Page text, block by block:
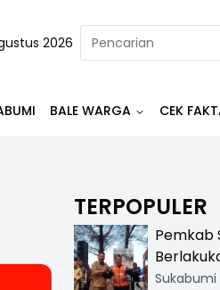
2026
BALE WARGA CEK
TERPOPULER
Pemkab
Resmi di
Sukabumi